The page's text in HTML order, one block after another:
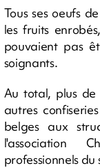
Tous ses oeufs
les fruits
pouvaient pas
soignants.
Au total, plus de
autres
belges aux
l'association
professionnels